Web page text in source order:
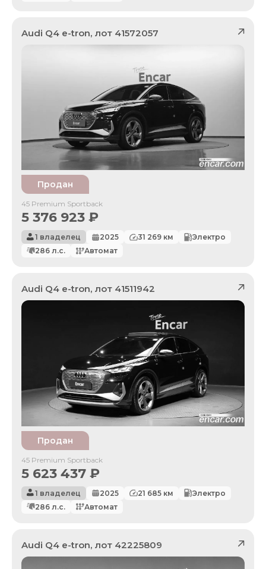
Audi Q4 e-tron, лот 41572057
Продан
45 Premium Sportback
5 376 923 ₽
1 владелец 2025 31 269 км
Электро
286 л.с. Автомат
Audi Q4 e-tron, лот 41511942
Продан
45 Premium Sportback
5 623 437 ₽
1 владелец 2025 21 685 км
Электро
286 л.с. Автомат
Audi Q4 e-tron, лот 42225809